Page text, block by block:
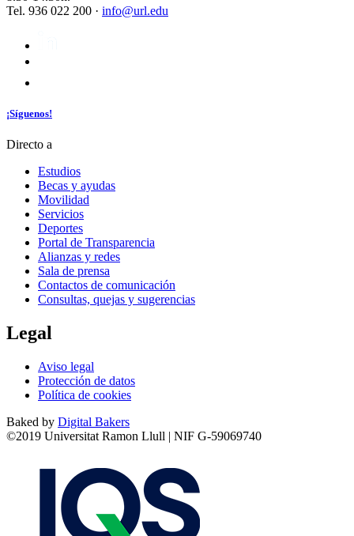
Tel. 936 022 200 · info@url.edu
¡Síguenos!
Directo a
Estudios
Becas y ayudas
Movilidad
Servicios
Deportes
Portal de Transparencia
Alianzas y redes
Sala de prensa
Contactos de comunicación
Consultas, quejas y sugerencias
Legal
Aviso legal
Protección de datos
Política de cookies
Baked by Digital Bakers
©2019 Universitat Ramon Llull | NIF G-59069740